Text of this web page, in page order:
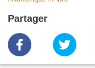
Partager